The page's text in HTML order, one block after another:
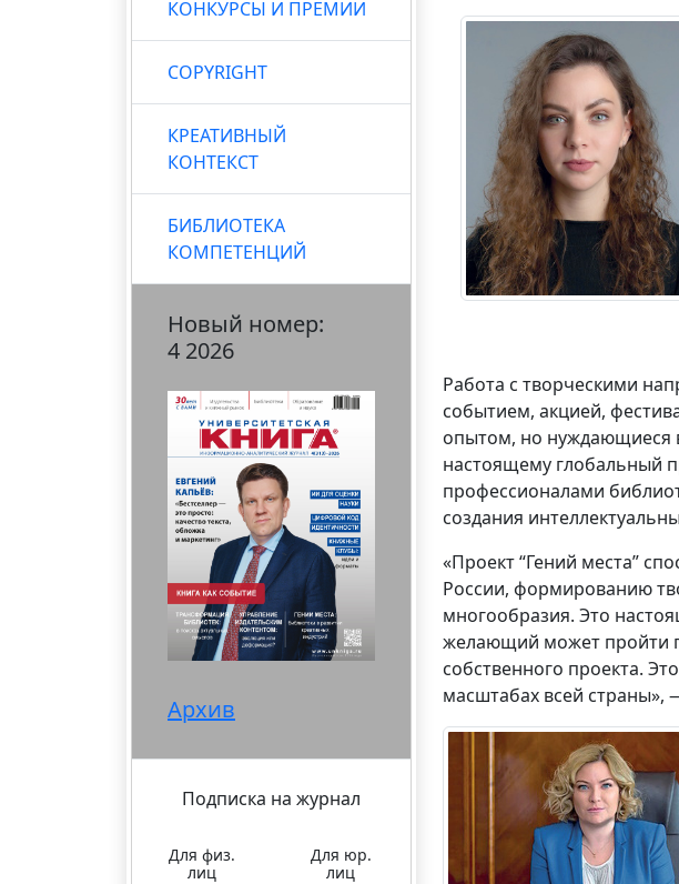
КОНКУРСЫ И ПРЕМИИ
COPYRIGHT
КРЕАТИВНЫЙ
КОНТЕКСТ
БИБЛИОТЕКА
КОМПЕТЕНЦИЙ
Новый номер:
4 2026
Архив
Подписка на журнал
Для физ.
лиц
Для юр.
лиц
Работа с творческими
событием, акцией,
опытом, но нуждающиеся
настоящему глобальный
профессионалами
создания
«Проект “Гений места”
России, формированию
многообразия. Это
желающий может пройти
собственного проекта.
масштабах всей страны»,